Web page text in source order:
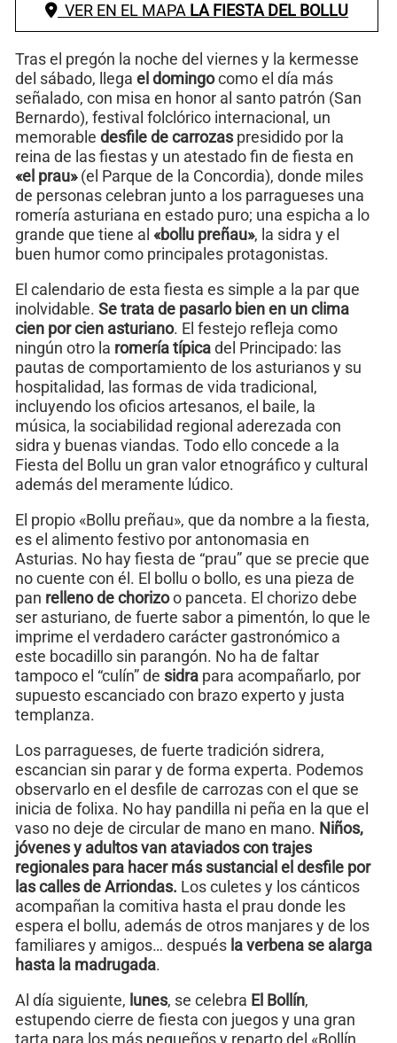
VER EN EL MAPA LA FIESTA DEL BOLLU
Tras el pregón la noche del viernes y la kermesse
del sábado, llega el domingocomo el día más
señalado, con misa en honor al santo patrón (San
Bernardo), festival folclórico internacional, un
memorable desfile de carrozaspresidido por la
reina de las fiestas y un atestado fin de fiesta en
«el prau»(el Parque de la Concordia), donde miles
de personas celebran junto a los parragueses una
romería asturiana en estado puro; una espicha a lo
grande que tiene al «bollu preñau», la sidra y el
buen humor como principales protagonistas.
El calendario de esta fiesta es simple a la par que
inolvidable. Se trata de pasarlo bien en un clima
cien por cien asturiano. El festejo refleja como
ningún otro la romería típicadel Principado: las
pautas de comportamiento de los asturianos y su
hospitalidad, las formas de vida tradicional,
incluyendo los oficios artesanos, el baile, la
música, la sociabilidad regional aderezada con
sidra y buenas viandas. Todo ello concede a la
Fiesta del Bollu un gran valor etnográfico y cultural
además del meramente lúdico.
El propio «Bollu preñau», que da nombre a la fiesta,
es el alimento festivo por antonomasia en
Asturias. No hay fiesta de “prau” que se precie que
no cuente con él. El bollu o bollo, es una pieza de
pan relleno de chorizoo panceta. El chorizo debe
ser asturiano, de fuerte sabor a pimentón, lo que le
imprime el verdadero carácter gastronómico a
este bocadillo sin parangón. No ha de faltar
tampoco el “culín” de sidra para acompañarlo, por
supuesto escanciado con brazo experto y justa
templanza.
Los parragueses, de fuerte tradición sidrera,
escancian sin parar y de forma experta. Podemos
observarlo en el desfile de carrozas con el que se
inicia de folixa. No hay pandilla ni peña en la que el
vaso no deje de circular de mano en mano. Niños,
jóvenes y adultos van ataviados con trajes
regionales para hacer más sustancial el desfile por
las calles de Arriondas. Los culetes y los cánticos
acompañan la comitiva hasta el prau donde les
espera el bollu, además de otros manjares y de los
familiares y amigos… después la verbena se alarga
hasta la madrugada.
Al día siguiente, lunes, se celebra El Bollín,
estupendo cierre de fiesta con juegos y una gran
tarta para los más pequeños y reparto del «Bollín